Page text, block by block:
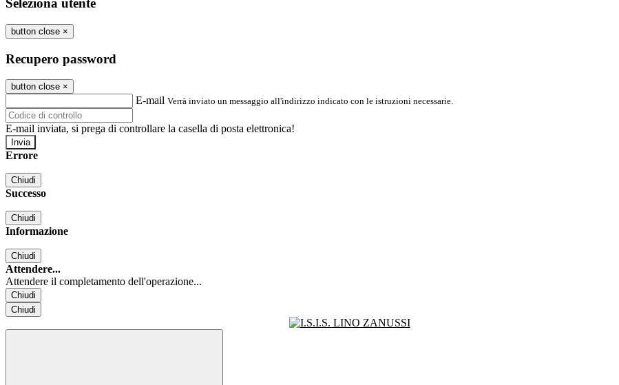
Seleziona utente
button close ×
Recupero password
button close ×
E-mail Verrà inviato un messaggio all'indirizzo indicato con le istruzioni necessarie.
E-mail inviata, si prega di controllare la casella di posta elettronica!
Errore
Chiudi
Successo
Chiudi
Informazione
Chiudi
Attendere...
Attendere il completamento dell'operazione...
Chiudi
Chiudi